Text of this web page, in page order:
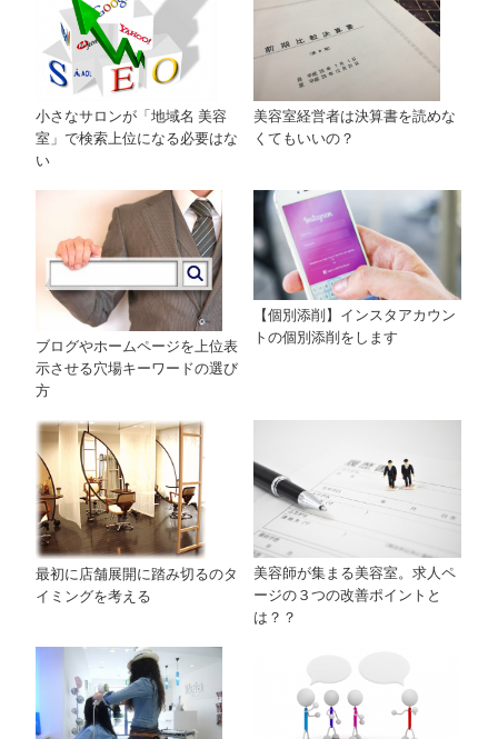
小さなサロンが「地域名 美容
室」で検索上位になる必要はな
い
美容室経営者は決算書を読めな
くてもいいの？
ブログやホームページを上位表
示させる穴場キーワードの選び
方
【個別添削】インスタアカウン
トの個別添削をします
最初に店舗展開に踏み切るのタ
イミングを考える
美容師が集まる美容室。求人ペ
ージの３つの改善ポイントと
は？？